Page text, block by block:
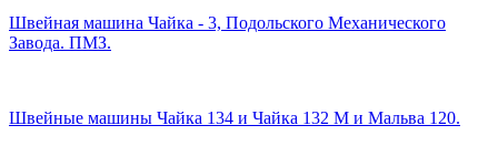
Швейная машина Чайка - 3, Подольского Механического
Завода. ПМЗ.
Швейные машины Чайка 134 и Чайка 132 М и Мальва 120.